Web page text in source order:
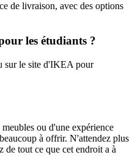
de livraison, avec des options
les étudiants ?
sur le site d'IKEA pour
ou d'une expérience
à offrir. N'attendez plus
tout ce que cet endroit a à